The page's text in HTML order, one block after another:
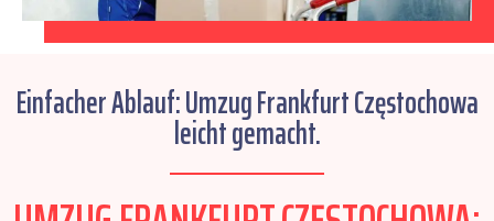
Einfacher Ablauf: Umzug Frankfurt Częstochowa
leicht gemacht.